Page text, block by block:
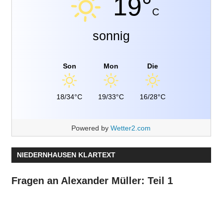
19°C
sonnig
Son
18/34°C
Mon
19/33°C
Die
16/28°C
Powered by Wetter2.com
NIEDERNHAUSEN KLARTEXT
Fragen an Alexander Müller: Teil 1